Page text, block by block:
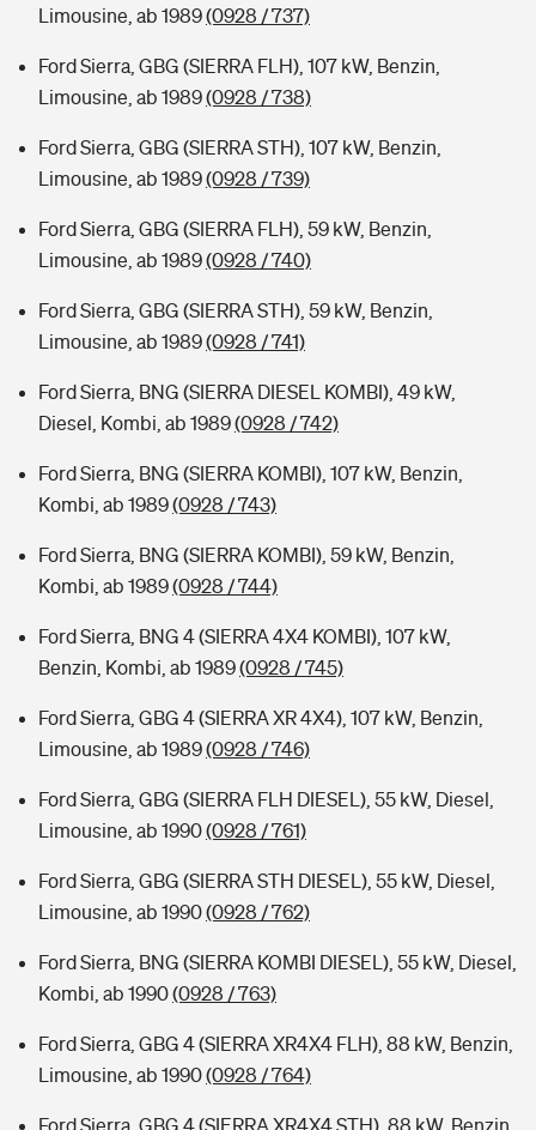
Limousine, ab 1989(0928 / 737)
Ford Sierra, GBG (SIERRA FLH), 107 kW, Benzin,
Limousine, ab 1989(0928 / 738)
Ford Sierra, GBG (SIERRA STH), 107 kW, Benzin,
Limousine, ab 1989(0928 / 739)
Ford Sierra, GBG (SIERRA FLH), 59 kW, Benzin,
Limousine, ab 1989(0928 / 740)
Ford Sierra, GBG (SIERRA STH), 59 kW, Benzin,
Limousine, ab 1989(0928 / 741)
Ford Sierra, BNG (SIERRA DIESEL KOMBI), 49 kW,
Diesel, Kombi, ab 1989(0928 / 742)
Ford Sierra, BNG (SIERRA KOMBI), 107 kW, Benzin,
Kombi, ab 1989(0928 / 743)
Ford Sierra, BNG (SIERRA KOMBI), 59 kW, Benzin,
Kombi, ab 1989(0928 / 744)
Ford Sierra, BNG 4 (SIERRA 4X4 KOMBI), 107 kW,
Benzin, Kombi, ab 1989(0928 / 745)
Ford Sierra, GBG 4 (SIERRA XR 4X4), 107 kW, Benzin,
Limousine, ab 1989(0928 / 746)
Ford Sierra, GBG (SIERRA FLH DIESEL), 55 kW, Diesel,
Limousine, ab 1990(0928 / 761)
Ford Sierra, GBG (SIERRA STH DIESEL), 55 kW, Diesel,
Limousine, ab 1990(0928 / 762)
Ford Sierra, BNG (SIERRA KOMBI DIESEL), 55 kW, Diesel,
Kombi, ab 1990(0928 / 763)
Ford Sierra, GBG 4 (SIERRA XR4X4 FLH), 88 kW, Benzin,
Limousine, ab 1990(0928 / 764)
Ford Sierra, GBG 4 (SIERRA XR4X4 STH), 88 kW, Benzin,